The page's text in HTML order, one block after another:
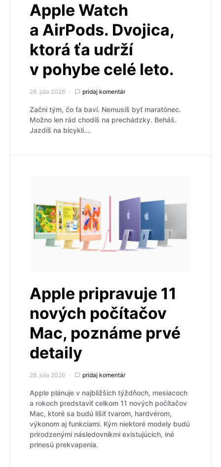
Apple Watch
a AirPods. Dvojica,
ktorá ťa udrží
v pohybe celé leto.
28. júla 2026 pridaj komentár
Začni tým, čo ťa baví. Nemusíš byť maratónec.
Možno len rád chodíš na prechádzky. Beháš.
Jazdíš na bicykli.…
Apple pripravuje 11
nových počítačov
Mac, poznáme prvé
detaily
28. júla 2026 pridaj komentár
Apple plánuje v najbližších týždňoch, mesiacoch
a rokoch predstaviť celkom 11 nových počítačov
Mac, ktoré sa budú líšiť tvarom, hardvérom,
výkonom aj funkciami. Kým niektoré modely budú
prirodzenými následovníkmi existujúcich, iné
prinesú prekvapenia.